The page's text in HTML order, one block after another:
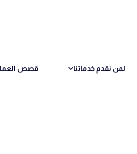
لمن نقدم خدماتنا قصص